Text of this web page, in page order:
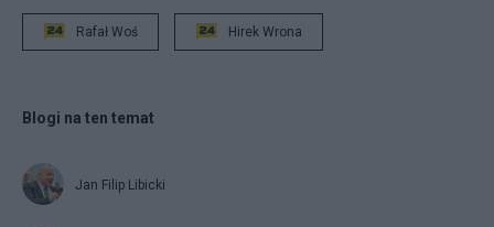
Rafał Woś Hirek Wrona
Blogi na ten temat
Jan Filip Libicki